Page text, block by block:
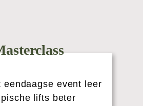
eendaagse event leer
lifts beter